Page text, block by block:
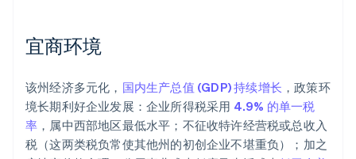
宜商环境
该州经济多元化， 国内生产总值 (GDP) 持续增长 ，政策环
境长期利好企业发展：企业所得税采用 4.9% 的单一税
率 ，属中西部地区最低水平；不征收特许经营税或总收入
税（这两类税负常使其他州的初创企业不堪重负）；加之